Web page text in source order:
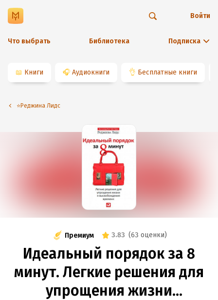
Что выбрать Библиотека Подписка
Войти
📖 Книги 🎧 Аудиокниги 👌 Бесплатные книги
⭐️Реджина Лидс
Премиум 3.83 (63 оценки)
Идеальный порядок за 8
минут. Легкие решения для
упрощения жизни